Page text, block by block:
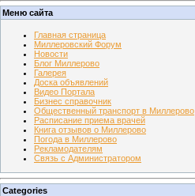
Меню сайта
Главная страница
Миллеровский Форум
Новости
Блог Миллерово
Галерея
Доска объявлений
Видео Портала
Бизнес справочник
Общественный транспорт в Миллерово
Расписание приема врачей
Книга отзывов о Миллерово
Погода в Миллерово
Рекламодателям
Связь с Администратором
Categories